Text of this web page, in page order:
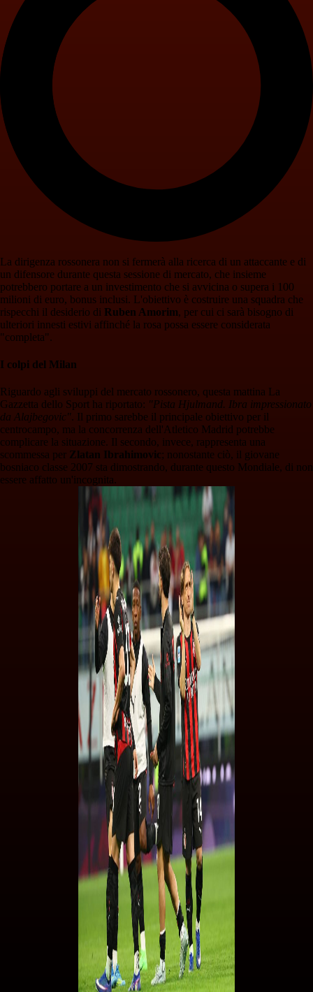
La dirigenza rossonera non si fermerà alla ricerca di un attaccante e di
un difensore durante questa sessione di mercato, che insieme
potrebbero portare a un investimento che si avvicina o supera i 100
milioni di euro, bonus inclusi. L'obiettivo è costruire una squadra che
rispecchi il desiderio di Ruben Amorim, per cui ci sarà bisogno di
ulteriori innesti estivi affinché la rosa possa essere considerata
"completa".
I colpi del Milan
Riguardo agli sviluppi del mercato rossonero, questa mattina La
Gazzetta dello Sport ha riportato: "Pista Hjulmand. Ibra impressionato
da Alajbegovic". Il primo sarebbe il principale obiettivo per il
centrocampo, ma la concorrenza dell'Atletico Madrid potrebbe
complicare la situazione. Il secondo, invece, rappresenta una
scommessa per Zlatan Ibrahimovic; nonostante ciò, il giovane
bosniaco classe 2007 sta dimostrando, durante questo Mondiale, di non
essere affatto un'incognita.